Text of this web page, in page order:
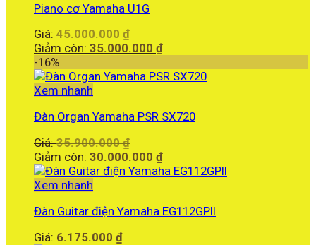
Piano cơ Yamaha U1G
Giá:45.000.000₫
gốc
45.000.000 ₫.
Giảm còn: 35.000.000 ₫Giá
tại
-16%
Xem nhanh
Đàn Organ Yamaha PSR SX720
Giá:35.900.000₫
gốc
là:
Giảm còn: 30.000.000 ₫Giá
hiện
30.000.000 ₫.
Xem nhanh
Đàn Guitar điện Yamaha EG112GPII
Giá: 6.175.000 ₫